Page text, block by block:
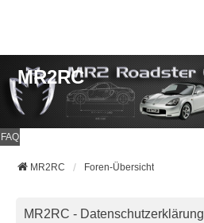
MR2RC
FAQ
MR2RC Foren-Übersicht
MR2RC - Datenschutzerklärung